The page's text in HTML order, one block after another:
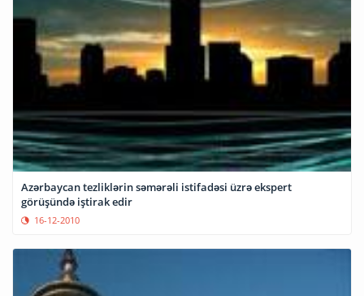
Azərbaycan tezliklərin səmərəli istifadəsi üzrə ekspert
görüşündə iştirak edir
16-12-2010